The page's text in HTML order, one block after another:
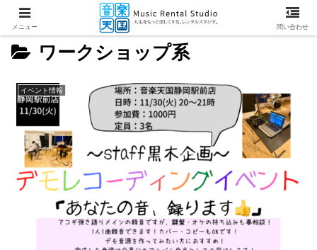
ワークショップ系
イベント情報
メニュー 問い合わせ